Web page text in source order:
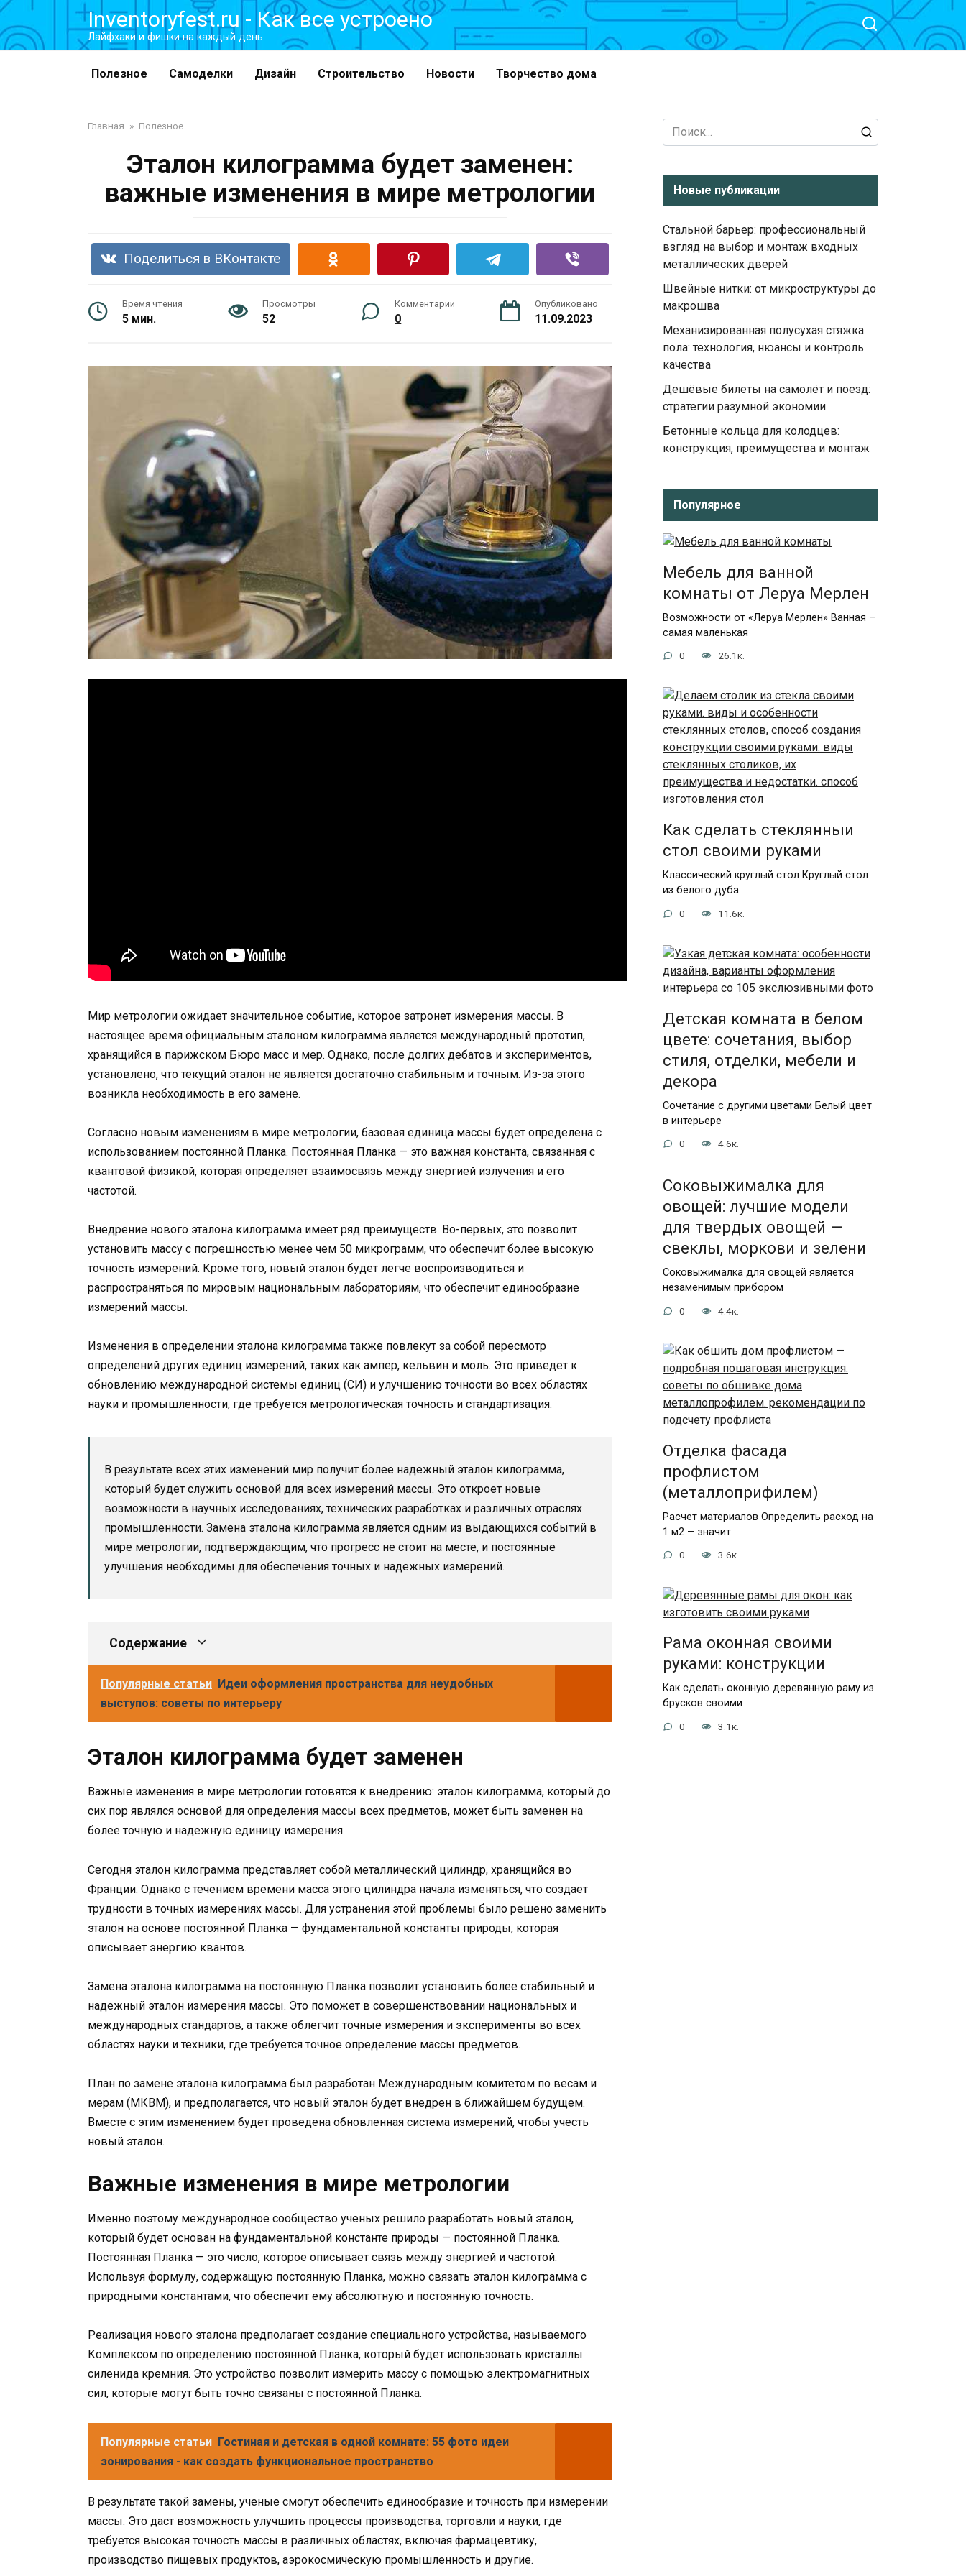
Перейти
контенту
Inventoryfest.ru - Как все устроено
Лайфхаки и фишки на каждый день
Полезное Самоделки Дизайн Строительство Новости Творчество дома
Главная » Полезное
Эталон килограмма будет заменен:
важные изменения в мире метрологии
Поделиться в ВКонтакте
Время чтения
5 мин.
Просмотры
52
Комментарии
0
Опубликовано
11.09.2023
Мир метрологии ожидает значительное событие, которое затронет измерения массы. В
настоящее время официальным эталоном килограмма является международный прототип,
хранящийся в парижском Бюро масс и мер. Однако, после долгих дебатов и экспериментов,
установлено, что текущий эталон не является достаточно стабильным и точным. Из-за этого
возникла необходимость в его замене.
Согласно новым изменениям в мире метрологии, базовая единица массы будет определена с
использованием постоянной Планка. Постоянная Планка — это важная константа, связанная с
квантовой физикой, которая определяет взаимосвязь между энергией излучения и его
частотой.
Внедрение нового эталона килограмма имеет ряд преимуществ. Во-первых, это позволит
установить массу с погрешностью менее чем 50 микрограмм, что обеспечит более высокую
точность измерений. Кроме того, новый эталон будет легче воспроизводиться и
распространяться по мировым национальным лабораториям, что обеспечит единообразие
измерений массы.
Изменения в определении эталона килограмма также повлекут за собой пересмотр
определений других единиц измерений, таких как ампер, кельвин и моль. Это приведет к
обновлению международной системы единиц (СИ) и улучшению точности во всех областях
науки и промышленности, где требуется метрологическая точность и стандартизация.
В результате всех этих изменений мир получит более надежный эталон килограмма,
который будет служить основой для всех измерений массы. Это откроет новые
возможности в научных исследованиях, технических разработках и различных отраслях
промышленности. Замена эталона килограмма является одним из выдающихся событий в
мире метрологии, подтверждающим, что прогресс не стоит на месте, и постоянные
улучшения необходимы для обеспечения точных и надежных измерений.
Содержание
Популярные статьи Идеи оформления пространства для неудобных
выступов: советы по интерьеру
Эталон килограмма будет заменен
Важные изменения в мире метрологии готовятся к внедрению: эталон килограмма, который до
сих пор являлся основой для определения массы всех предметов, может быть заменен на
более точную и надежную единицу измерения.
Сегодня эталон килограмма представляет собой металлический цилиндр, хранящийся во
Франции. Однако с течением времени масса этого цилиндра начала изменяться, что создает
трудности в точных измерениях массы. Для устранения этой проблемы было решено заменить
эталон на основе постоянной Планка — фундаментальной константы природы, которая
описывает энергию квантов.
Замена эталона килограмма на постоянную Планка позволит установить более стабильный и
надежный эталон измерения массы. Это поможет в совершенствовании национальных и
международных стандартов, а также облегчит точные измерения и эксперименты во всех
областях науки и техники, где требуется точное определение массы предметов.
План по замене эталона килограмма был разработан Международным комитетом по весам и
мерам (МКВМ), и предполагается, что новый эталон будет внедрен в ближайшем будущем.
Вместе с этим изменением будет проведена обновленная система измерений, чтобы учесть
новый эталон.
Важные изменения в мире метрологии
Именно поэтому международное сообщество ученых решило разработать новый эталон,
который будет основан на фундаментальной константе природы — постоянной Планка.
Постоянная Планка — это число, которое описывает связь между энергией и частотой.
Используя формулу, содержащую постоянную Планка, можно связать эталон килограмма с
природными константами, что обеспечит ему абсолютную и постоянную точность.
Реализация нового эталона предполагает создание специального устройства, называемого
Комплексом по определению постоянной Планка, который будет использовать кристаллы
силенида кремния. Это устройство позволит измерить массу с помощью электромагнитных
сил, которые могут быть точно связаны с постоянной Планка.
Популярные статьи Гостиная и детская в одной комнате: 55 фото идеи
зонирования - как создать функциональное пространство
В результате такой замены, ученые смогут обеспечить единообразие и точность при измерении
массы. Это даст возможность улучшить процессы производства, торговли и науки, где
требуется высокая точность массы в различных областях, включая фармацевтику,
производство пищевых продуктов, аэрокосмическую промышленность и другие.
Search
for:
Новые публикации
Стальной барьер: профессиональный
взгляд на выбор и монтаж входных
металлических дверей
Швейные нитки: от микроструктуры до
макрошва
Механизированная полусухая стяжка
пола: технология, нюансы и контроль
качества
Дешёвые билеты на самолёт и поезд:
стратегии разумной экономии
Бетонные кольца для колодцев:
конструкция, преимущества и монтаж
Популярное
Мебель для ванной
комнаты от Леруа Мерлен
Возможности от «Леруа Мерлен» Ванная –
самая маленькая
0 26.1к.
Как сделать стеклянныи
стол своими руками
Классический круглый стол Круглый стол
из белого дуба
0 11.6к.
Детская комната в белом
цвете: сочетания, выбор
стиля, отделки, мебели и
декора
Сочетание с другими цветами Белый цвет
в интерьере
0 4.6к.
Соковыжималка для
овощей: лучшие модели
для твердых овощей —
свеклы, моркови и зелени
Соковыжималка для овощей является
незаменимым прибором
0 4.4к.
Отделка фасада
профлистом
(металлоприфилем)
Расчет материалов Определить расход на
1 м2 — значит
0 3.6к.
Рама оконная своими
руками: конструкции
Как сделать оконную деревянную раму из
брусков своими
0 3.1к.